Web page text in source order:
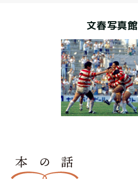
文春写真館